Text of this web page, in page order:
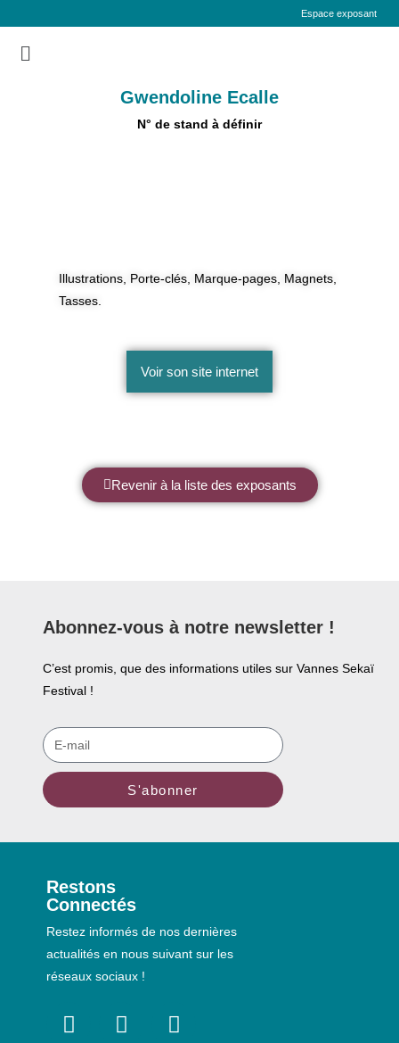
Espace exposant
Gwendoline Ecalle
N° de stand à définir
Illustrations, Porte-clés, Marque-pages, Magnets,
Tasses.
Voir son site internet
Revenir à la liste des exposants
Abonnez-vous à notre newsletter !
C’est promis, que des informations utiles sur Vannes Sekaï
Festival !
S'abonner
Restons
Connectés
Restez informés de nos dernières
actualités en nous suivant sur les
réseaux sociaux !